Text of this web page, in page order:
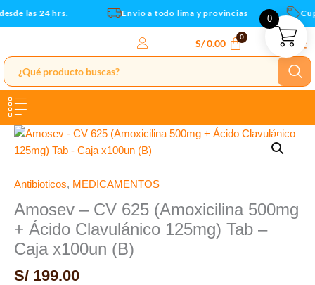
Ir
al
las 24 hrs. Envio a todo lima y provincias
S/0.00
Antibioticos, MEDICAMENTOS
Amosev – CV 625 (Amoxicilina 500mg
+ Ácido Clavulánico 125mg) Tab –
Caja x100un (B)
S/ 199.00
Amosev
-
625
500mg
+
Ácido
Clavulánico
0
Clavulánico
125mg)
Tab
x100un
(B)